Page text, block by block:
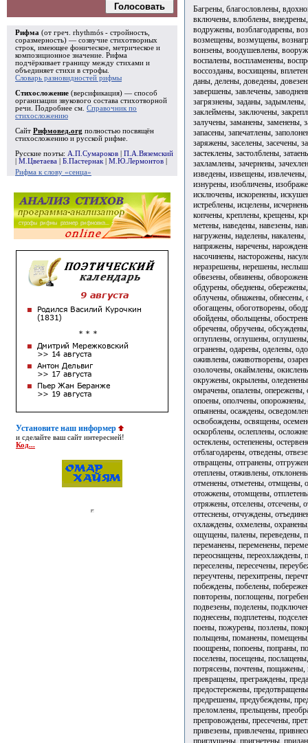
Голосовать
Рифма (от греч. rhythmós - стройность,
соразмерность) — созвучие стихотворных
строк, имеющее фоническое, метрическое и
композиционное значение. Рифма
подчёркивает границу между стихами и
объединяет стихи в строфы
Словарь разновидностей рифмы
Стихосложение (версификация) — способ
организации звукового состава стихотворной
речи. Подробнее см. Справочник по
стихосложению
Сайт Рифмовед.org полностью посвящён
стихосложению и русской рифме.
Русские поэты: А.П.Сумароков
П.А.Вяземский
М.Цветаева Б.Пастернак М.Ю.Лермонтов
Рифма к слову «сенца»
Установите наш информер
и сделайте ваш сайт интересней!
Код...
Багрены, благословлены,
включены, влюблены,
водружены, возблагодарены,
возмещены, возмущены,
вонзены, воодушевлены,
воспалены, воспламенены,
воссозданы, восхищены,
даны, делены, доведены,
завершены, завлечены,
загрязнены, заданы,
заклеймены, заключены,
залучены, заманены, заменены,
запасены, запечатлены,
заряжены, заселены, засечены,
застеклены, застолблены,
захламлены, зачернены,
изведены, извещены,
изнурены, изобличены,
исключены, искоренены,
истреблены, исцелены,
копчены, креплены, крещены,
метены, наведены, навезены,
нагружены, наделены,
напряжены, наречены,
насочинены, насторожены,
неразрешены, нерешены,
обвезены, обвинены,
обдурены, обеднены,
облучены, обнажены,
обогащены, обоготворены,
обойдены, обольщены,
обречены, обручены,
оглуплены, оглушены,
огранены, одарены, оделены,
оживлены, оживотворены,
озолочены, окаймлены,
окружены, окрылены,
омрачены, опалены, опережены,
опоены, ополчены,
опьянены, осаждены,
освобождены, освящены,
оскорблены, ослеплены,
остеклены, остепенены,
отблагодарены, отведены,
отвращены, отгранены,
отеплены, отживлены,
отменены, отметены, отмщены,
отожжены, отомщены,
отряжены, отселены, отсечены,
оттеснены, отчуждены,
охлаждены, охмелены,
ощущены, палены, переведены,
переманены, переменены,
переоснащены, переохлаждены,
переселены, пересечены,
переучтены, перехитрены,
побеждены, побелены,
повторены, поглощены,
подвезены, поделены,
поднесены, подплетены,
поены, пожурены, позлены,
польщены, поманены,
поощрены, попоены, попраны,
поселены, посещены,
потрясены, почтены, пощажены,
превращены, преграждены,
предостережены,
предрешены, предубеждены,
преломлены, прельщены,
препровождены, пресечены,
привезены, привлечены,
приглушены, пригнетены,